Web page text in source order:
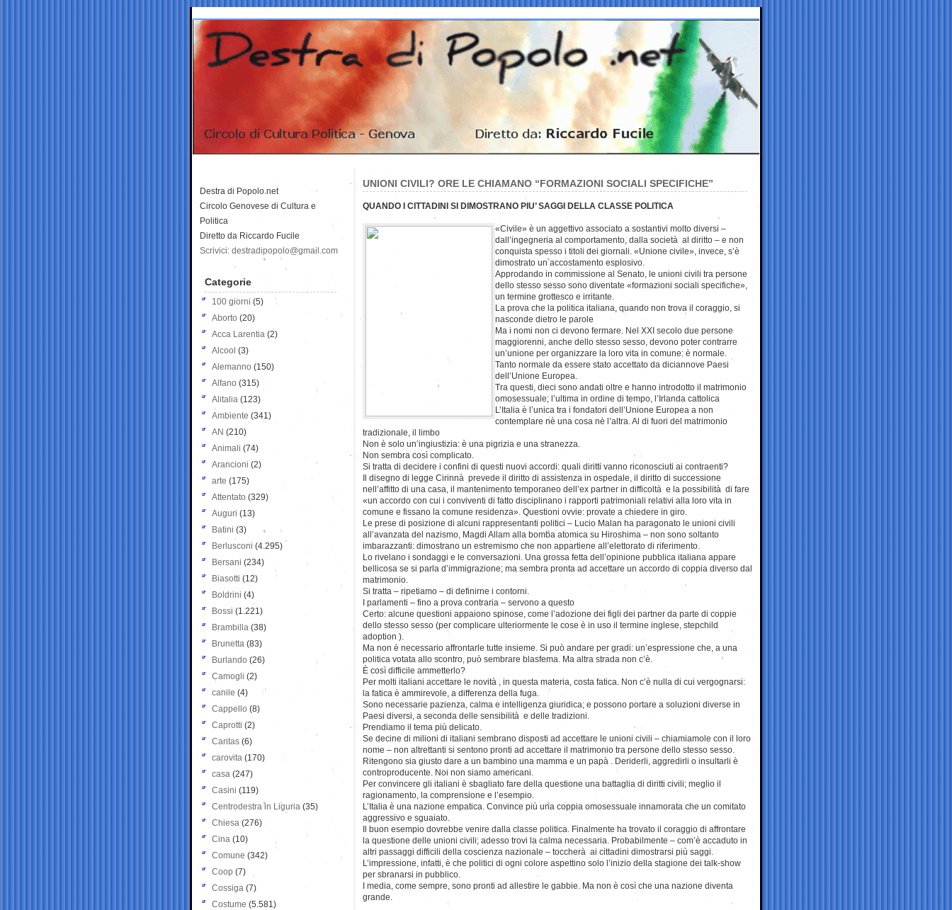
UNIONI CIVILI? ORE LE CHIAMANO “FORMAZIONI SOCIALI SPECIFICHE”
QUANDO I CITTADINI SI DIMOSTRANO PIU’ SAGGI DELLA CLASSE POLITICA
«Civile» è un aggettivo associato a sostantivi molto diversi –
dall’ingegneria al comportamento, dalla società al diritto – e non
conquista spesso i titoli dei giornali. «Unione civile», invece, s’è
dimostrato un accostamento esplosivo.
Approdando in commissione al Senato, le unioni civili tra persone
dello stesso sesso sono diventate «formazioni sociali specifiche»,
un termine grottesco e irritante.
La prova che la politica italiana, quando non trova il coraggio, si
nasconde dietro le parole
Ma i nomi non ci devono fermare. Nel XXI secolo due persone
maggiorenni, anche dello stesso sesso, devono poter contrarre
un’unione per organizzare la loro vita in comune: è normale.
Tanto normale da essere stato accettato da diciannove Paesi
dell’Unione Europea.
Tra questi, dieci sono andati oltre e hanno introdotto il matrimonio
omosessuale; l’ultima in ordine di tempo, l’Irlanda cattolica
L’Italia è l’unica tra i fondatori dell’Unione Europea a non
contemplare nè una cosa nè l’altra. Al di fuori del matrimonio
tradizionale, il limbo
Non è solo un’ingiustizia: è una pigrizia e una stranezza.
Non sembra così complicato.
Si tratta di decidere i confini di questi nuovi accordi: quali diritti vanno riconosciuti ai contraenti?
Il disegno di legge Cirinnà prevede il diritto di assistenza in ospedale, il diritto di successione
nell’affitto di una casa, il mantenimento temporaneo dell’ex partner in difficoltà e la possibilità di fare
«un accordo con cui i conviventi di fatto disciplinano i rapporti patrimoniali relativi alla loro vita in
comune e fissano la comune residenza». Questioni ovvie: provate a chiedere in giro.
Le prese di posizione di alcuni rappresentanti politici – Lucio Malan ha paragonato le unioni civili
all’avanzata del nazismo, Magdi Allam alla bomba atomica su Hiroshima – non sono soltanto
imbarazzanti: dimostrano un estremismo che non appartiene all’elettorato di riferimento.
Lo rivelano i sondaggi e le conversazioni. Una grossa fetta dell’opinione pubblica italiana appare
bellicosa se si parla d’immigrazione; ma sembra pronta ad accettare un accordo di coppia diverso dal
matrimonio.
Si tratta – ripetiamo – di definirne i contorni.
I parlamenti – fino a prova contraria – servono a questo
Certo: alcune questioni appaiono spinose, come l’adozione dei figli dei partner da parte di coppie
dello stesso sesso (per complicare ulteriormente le cose è in uso il termine inglese, stepchild
adoption ).
Ma non è necessario affrontarle tutte insieme. Si può andare per gradi: un’espressione che, a una
politica votata allo scontro, può sembrare blasfema. Ma altra strada non c’è.
È così difficile ammetterlo?
Per molti italiani accettare le novità , in questa materia, costa fatica. Non c’è nulla di cui vergognarsi:
la fatica è ammirevole, a differenza della fuga.
Sono necessarie pazienza, calma e intelligenza giuridica; e possono portare a soluzioni diverse in
Paesi diversi, a seconda delle sensibilità e delle tradizioni.
Prendiamo il tema più delicato.
Se decine di milioni di italiani sembrano disposti ad accettare le unioni civili – chiamiamole con il loro
nome – non altrettanti si sentono pronti ad accettare il matrimonio tra persone dello stesso sesso.
Ritengono sia giusto dare a un bambino una mamma e un papà . Deriderli, aggredirli o insultarli è
controproducente. Noi non siamo americani.
Per convincere gli italiani è sbagliato fare della questione una battaglia di diritti civili; meglio il
ragionamento, la comprensione e l’esempio.
L’Italia è una nazione empatica. Convince più una coppia omosessuale innamorata che un comitato
aggressivo e sguaiato.
Il buon esempio dovrebbe venire dalla classe politica. Finalmente ha trovato il coraggio di affrontare
la questione delle unioni civili; adesso trovi la calma necessaria. Probabilmente – com’è accaduto in
altri passaggi difficili della coscienza nazionale – toccherà ai cittadini dimostrarsi più saggi.
L’impressione, infatti, è che politici di ogni colore aspettino solo l’inizio della stagione dei talk-show
per sbranarsi in pubblico.
I media, come sempre, sono pronti ad allestire le gabbie. Ma non è così che una nazione diventa
grande.
Destra di Popolo.net
Circolo Genovese di Cultura e
Politica
Diretto da Riccardo Fucile
Scrivici: destradipopolo@gmail.com
Categorie
100 giorni (5)
Aborto (20)
Acca Larentia (2)
Alcool (3)
Alemanno (150)
Alfano (315)
Alitalia (123)
Ambiente (341)
AN (210)
Animali (74)
Arancioni (2)
arte (175)
Attentato (329)
Auguri (13)
Batini (3)
Berlusconi (4.295)
Bersani (234)
Biasotti (12)
Boldrini (4)
Bossi (1.221)
Brambilla (38)
Brunetta (83)
Burlando (26)
Camogli (2)
canile (4)
Cappello (8)
Caprotti (2)
Caritas (6)
carovita (170)
casa (247)
Casini (119)
Centrodestra in Liguria (35)
Chiesa (276)
Cina (10)
Comune (342)
Coop (7)
Cossiga (7)
Costume (5.581)